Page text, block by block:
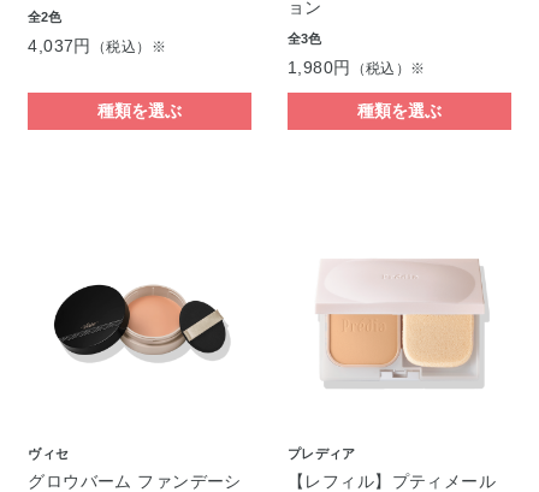
全2色
4,037円 （税込）※
種類を選ぶ
ョン
全3色
1,980円 （税込）※
種類を選ぶ
ヴィセ
グロウバーム ファンデーシ
プレディア
【レフィル】プティメール